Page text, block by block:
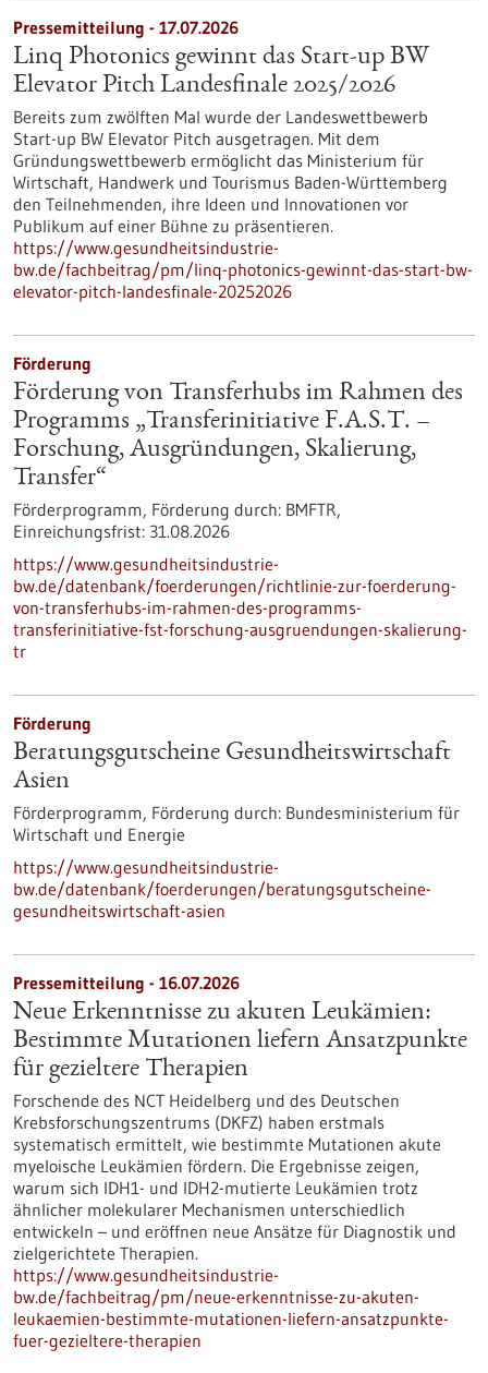
Pressemitteilung - 17.07.2026
Linq Photonics gewinnt das Start-up BW
Elevator Pitch Landesfinale 2025/2026
Bereits zum zwölften Mal wurde der Landeswettbewerb
Start-up BW Elevator Pitch ausgetragen. Mit dem
Gründungswettbewerb ermöglicht das Ministerium für
Wirtschaft, Handwerk und Tourismus Baden-Württemberg
den Teilnehmenden, ihre Ideen und Innovationen vor
Publikum auf einer Bühne zu präsentieren.
https://www.gesundheitsindustrie-
bw.de/fachbeitrag/pm/linq-photonics-gewinnt-das-start-bw-
elevator-pitch-landesfinale-20252026
Förderung
Förderung von Transferhubs im Rahmen des
Programms „Transferinitiative F.A.S.T. –
Forschung, Ausgründungen, Skalierung,
Transfer“
Förderprogramm, Förderung durch: BMFTR,
Einreichungsfrist: 31.08.2026
https://www.gesundheitsindustrie-
bw.de/datenbank/foerderungen/richtlinie-zur-foerderung-
von-transferhubs-im-rahmen-des-programms-
transferinitiative-fst-forschung-ausgruendungen-skalierung-
tr
Förderung
Beratungsgutscheine Gesundheitswirtschaft
Asien
Förderprogramm, Förderung durch: Bundesministerium für
Wirtschaft und Energie
https://www.gesundheitsindustrie-
bw.de/datenbank/foerderungen/beratungsgutscheine-
gesundheitswirtschaft-asien
Pressemitteilung - 16.07.2026
Neue Erkenntnisse zu akuten Leukämien:
Bestimmte Mutationen liefern Ansatzpunkte
für gezieltere Therapien
Forschende des NCT Heidelberg und des Deutschen
Krebsforschungszentrums (DKFZ) haben erstmals
systematisch ermittelt, wie bestimmte Mutationen akute
myeloische Leukämien fördern. Die Ergebnisse zeigen,
warum sich IDH1- und IDH2-mutierte Leukämien trotz
ähnlicher molekularer Mechanismen unterschiedlich
entwickeln – und eröffnen neue Ansätze für Diagnostik und
zielgerichtete Therapien.
https://www.gesundheitsindustrie-
bw.de/fachbeitrag/pm/neue-erkenntnisse-zu-akuten-
leukaemien-bestimmte-mutationen-liefern-ansatzpunkte-
fuer-gezieltere-therapien